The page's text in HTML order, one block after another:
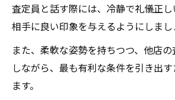
査定員と話す際には、冷静で礼儀正し
相手に良い印象を与えるようにしまし
また、柔軟な姿勢を持ちつつ、他店
しながら、最も有利な条件を引き出
ます。